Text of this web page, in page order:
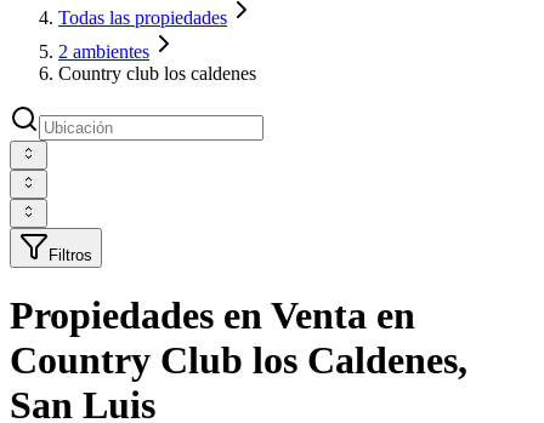
Todas las propiedades
2 ambientes
Country club los caldenes
Filtros
Propiedades en Venta en
Country Club los Caldenes,
San Luis